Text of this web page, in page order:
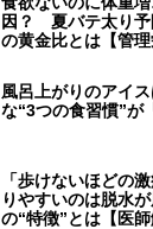
因？ 夏バテ太り予
の黄金比とは【管理
風呂上がりのアイ
な“3つの食習慣”が
「歩けないほどの
りやすいのは脱水
の“特徴”とは【医師